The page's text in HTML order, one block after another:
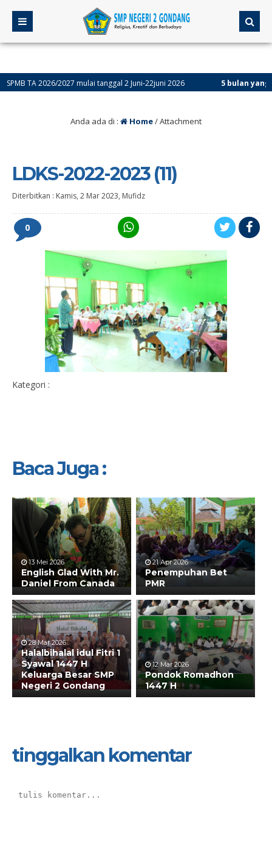
2026/2027 mulai tanggal 2 Juni-22juni 2026 5 bulan yang lalu/
Anda ada di : Home/ Attachment
LDKS-2022-2023 (11)
Diterbitkan : Kamis, 2 Mar 2023, Mufidz
0
Kategori :
Baca Juga :
13 Mei 2026
English Glad With Mr.
Daniel From Canada
21 Apr 2026
Penempuhan Bet
PMR
28 Mar 2026
Halalbihalal idul Fitri 1
Syawal 1447 H
Keluarga Besar SMP
Negeri 2 Gondang
12 Mar 2026
Pondok Romadhon
1447 H
tinggalkan komentar